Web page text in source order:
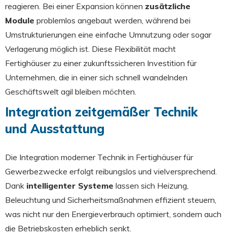
reagieren. Bei einer Expansion können zusätzliche
Module problemlos angebaut werden, während bei
Umstrukturierungen eine einfache Umnutzung oder sogar
Verlagerung möglich ist. Diese Flexibilität macht
Fertighäuser zu einer zukunftssicheren Investition für
Unternehmen, die in einer sich schnell wandelnden
Geschäftswelt agil bleiben möchten.
Integration zeitgemäßer Technik
und Ausstattung
Die Integration moderner Technik in Fertighäuser für
Gewerbezwecke erfolgt reibungslos und vielversprechend.
Dank intelligenter Systeme lassen sich Heizung,
Beleuchtung und Sicherheitsmaßnahmen effizient steuern,
was nicht nur den Energieverbrauch optimiert, sondern auch
die Betriebskosten erheblich senkt.